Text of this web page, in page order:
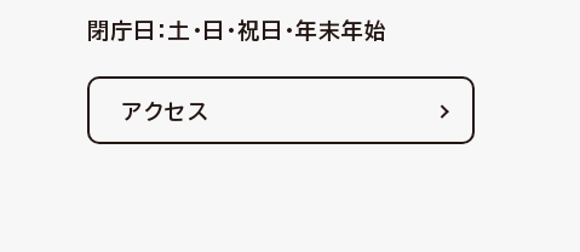
閉庁日：土・日・祝日・年末年始
アクセス